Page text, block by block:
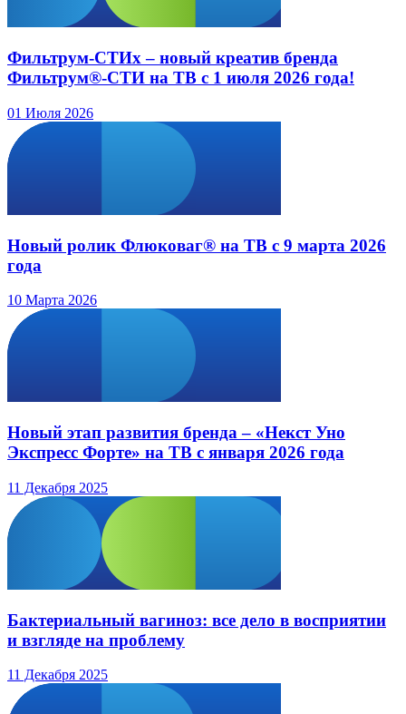
Фильтрум-СТИх – новый креатив бренда
Фильтрум®-СТИ на ТВ с 1 июля 2026 года!
01 Июля 2026
Новый ролик Флюковаг® на ТВ с 9 марта 2026
года
10 Марта 2026
Новый этап развития бренда – «Некст Уно
Экспресс Форте» на ТВ с января 2026 года
11 Декабря 2025
Бактериальный вагиноз: все дело в восприятии
и взгляде на проблему
11 Декабря 2025